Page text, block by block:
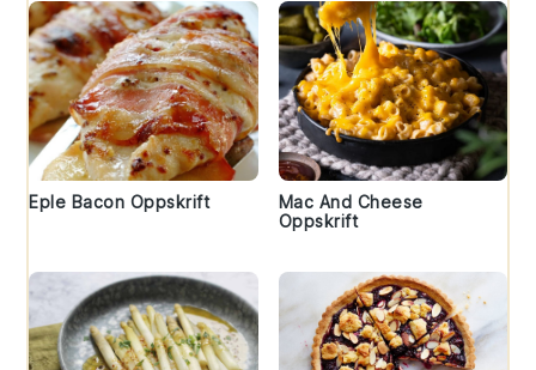
Eple Bacon Oppskrift
Mac And Cheese
Oppskrift